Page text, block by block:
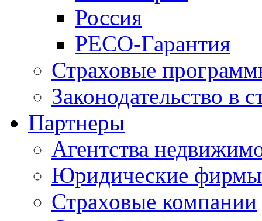
Россия
РЕСО-Гарантия
Страховые
Законодательство в
Партнеры
Агентства
Юридические фирмы
Страховые компании